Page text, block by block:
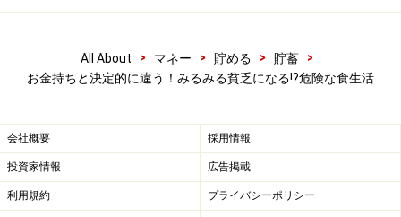
や、脳を暴走させる調味料を使わないように心がけまし
金持ちにつながる食生活その２：よく噛んで食べる
く噛んで食べること」
とはいえ、「一口あたり20回以上噛もう！」という話が
All About > マネー > 貯める > 貯蓄
>
お金持ちと決定的に違う！みるみる貧乏になる!?危険な食生活
会社概要 採用情報
投資家情報 広告掲載
利用規約 プライバシーポリシー